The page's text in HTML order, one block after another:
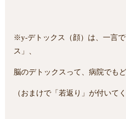
※y-デトックス（顔）は、一言
ス」、
脳のデトックスって、病院でも
（おまけで「若返り」が付いてく